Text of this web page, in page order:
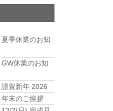
夏季休業のお知
GW休業のお知
謹賀新年 2026
年末のご挨拶